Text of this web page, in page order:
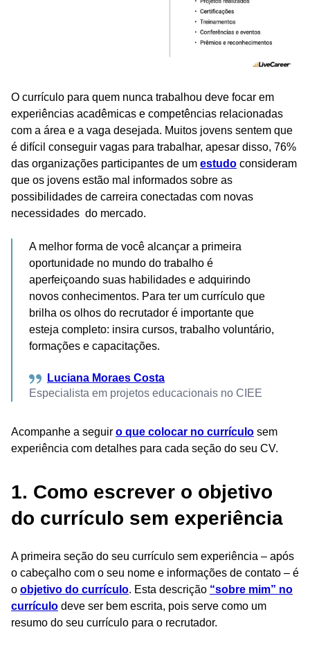
O currículo para quem nunca trabalhou deve focar em
experiências acadêmicas e competências relacionadas
com a área e a vaga desejada. Muitos jovens sentem que
é difícil conseguir vagas para trabalhar, apesar disso, 76%
das organizações participantes de um estudo consideram
que os jovens estão mal informados sobre as
possibilidades de carreira conectadas com novas
necessidades do mercado.
A melhor forma de você alcançar a primeira
oportunidade no mundo do trabalho é
aperfeiçoando suas habilidades e adquirindo
novos conhecimentos. Para ter um currículo que
brilha os olhos do recrutador é importante que
esteja completo: insira cursos, trabalho voluntário,
formações e capacitações.
Luciana Moraes Costa
Especialista em projetos educacionais no CIEE
Acompanhe a seguir o que colocar no currículo sem
experiência com detalhes para cada seção do seu CV.
1. Como escrever o objetivo
do currículo sem experiência
A primeira seção do seu currículo sem experiência – após
o cabeçalho com o seu nome e informações de contato – é
o objetivo do currículo. Esta descrição “sobre mim” no
currículo deve ser bem escrita, pois serve como um
resumo do seu currículo para o recrutador.